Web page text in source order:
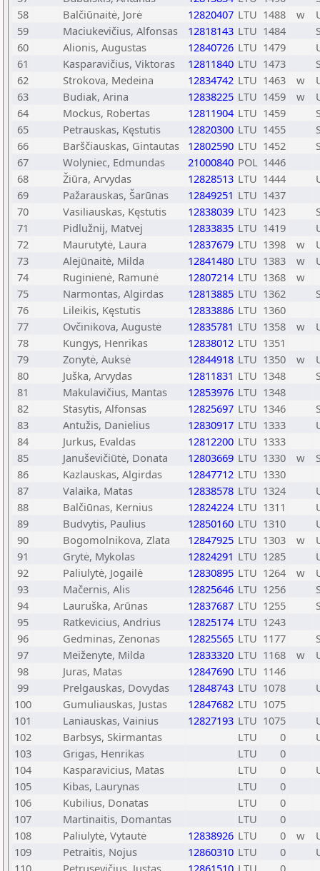
58
Balčiūnaitė, Jorė 12820407 LTU 1488 w
59
Maciukevičius, Alfonsas 12818143 LTU 1484
60
Alionis, Augustas 12840726 LTU 1479
61
Kasparavičius, Viktoras 12811840 LTU 1473
62
Strokova, Medeina 12834742 LTU 1463 w
63
Budiak, Arina 12838225 LTU 1459 w
64
Mockus, Robertas 12811904 LTU 1459
65
Petrauskas, Kęstutis 12820300 LTU 1455
66
Barščiauskas, Gintautas 12802590 LTU 1452
67
Wolyniec, Edmundas 21000840 POL 1446
68
Žiūra, Arvydas 12828513 LTU 1444
69
Pažarauskas, Šarūnas 12849251 LTU 1437
70
Vasiliauskas, Kęstutis 12838039 LTU 1423
71
Pidlužnij, Matvej 12833835 LTU 1419
72
Maurutytė, Laura 12837679 LTU 1398 w
73
Alejūnaitė, Milda 12841480 LTU 1383 w
74
Ruginienė, Ramunė 12807214 LTU 1368
w
75
Narmontas, Algirdas 12813885 LTU 1362
76
Lileikis, Kęstutis 12833886 LTU 1360
77
Ovčinikova, Augustė 12835781 LTU 1358 w
78
Kungys, Henrikas 12838012 LTU 1351
79
Zonytė, Auksė 12844918 LTU 1350 w
80
Juška, Arvydas 12811831 LTU 1348
81
Makulavičius, Mantas 12853976 LTU 1348
82
Stasytis, Alfonsas 12825697 LTU 1346
83
Antužis, Danielius 12830917 LTU 1333
84
Jurkus, Evaldas 12812200 LTU 1333
85
Januševičiūtė, Donata 12803669 LTU 1330 w
86
Kazlauskas, Algirdas 12847712 LTU 1330
87
Valaika, Matas 12838578 LTU 1324
88
Balčiūnas, Kernius 12824224 LTU 1311
89
Budvytis, Paulius 12850160 LTU 1310
90
Bogomolnikova, Zlata 12847925 LTU 1303 w
91
Grytė, Mykolas 12824291 LTU 1285
92
Paliulytė, Jogailė 12830895 LTU 1264 w
93
Mačernis, Alis 12825646 LTU 1256
94
Lauruška, Arūnas 12837687 LTU 1255
95
Ratkevicius, Andrius 12825174 LTU 1243
96
Gedminas, Zenonas 12825565 LTU 1177
97
Meiženyte, Milda 12833320 LTU 1168 w
98
Juras, Matas 12847690 LTU 1146
99
Prelgauskas, Dovydas 12848743 LTU 1078
100
Gumuliauskas, Justas 12847682 LTU 1075
101
Laniauskas, Vainius 12827193 LTU 1075
102
Barbsys, Skirmantas LTU 0
103
Grigas, Henrikas LTU
0
104
Kasparavicius, Matas LTU 0
105
Kibas, Laurynas LTU
0
106
Kubilius, Donatas LTU
0
107
Martinaitis, Domantas LTU
0
108
Paliulytė, Vytautė 12838926 LTU 0 w
109
Petraitis, Nojus 12860310 LTU 0
110
Petrusevičius, Justas 12861510 LTU
0